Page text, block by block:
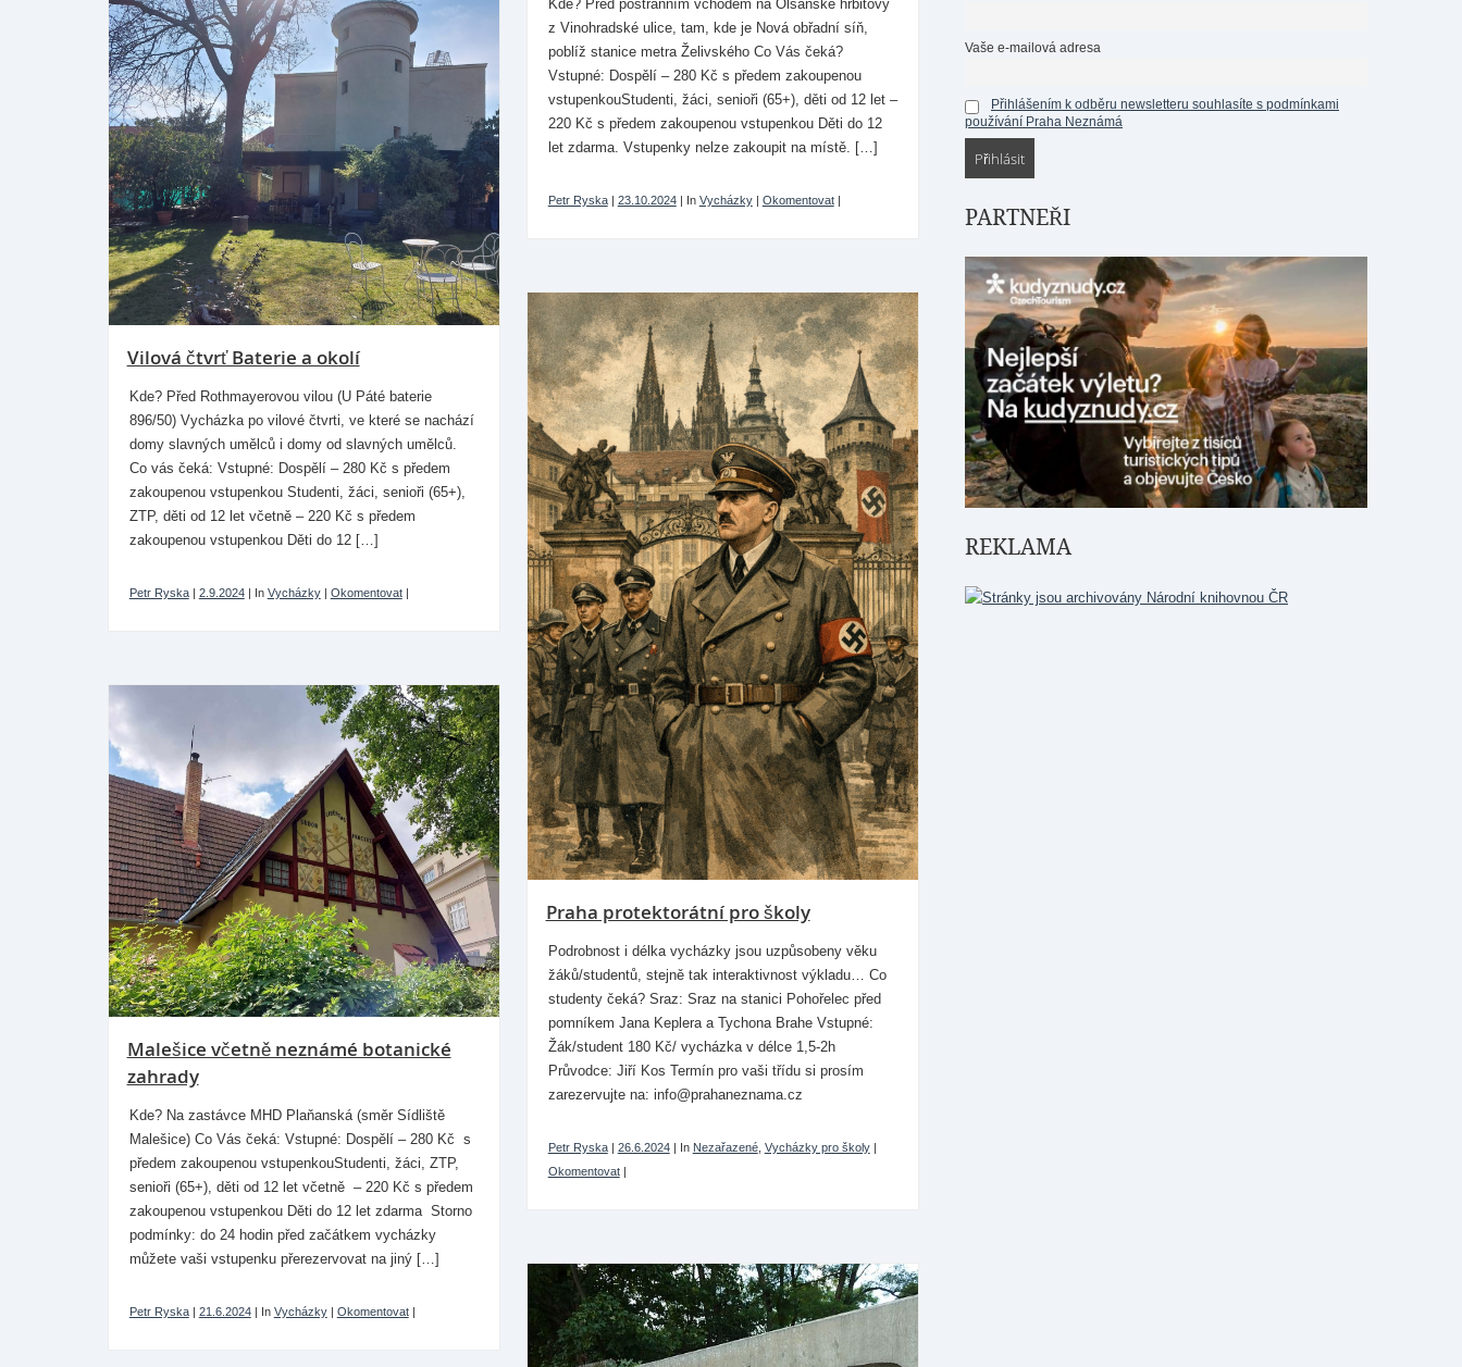
Kde? Před postranním vchodem na Olšanské hřbitovy
z Vinohradské ulice, tam, kde je Nová obřadní síň,
poblíž stanice metra Želivského Co Vás čeká?
Vstupné: Dospělí – 280 Kč s předem zakoupenou
vstupenkouStudenti, žáci, senioři (65+), děti od 12 let –
220 Kč s předem zakoupenou vstupenkou Děti do 12
let zdarma. Vstupenky nelze zakoupit na místě. […]
Petr Ryska| 23.10.2024| In Vycházky| Okomentovat|
Vilová čtvrť Baterie a okolí
Kde? Před Rothmayerovou vilou (U Páté baterie
896/50) Vycházka po vilové čtvrti, ve které se nachází
domy slavných umělců i domy od slavných umělců.
Co vás čeká: Vstupné: Dospělí – 280 Kč s předem
zakoupenou vstupenkou Studenti, žáci, senioři (65+),
ZTP, děti od 12 let včetně – 220 Kč s předem
zakoupenou vstupenkou Děti do 12 […]
Petr Ryska| 2.9.2024| In Vycházky| Okomentovat|
Praha protektorátní pro školy
Podrobnost i délka vycházky jsou uzpůsobeny věku
žáků/studentů, stejně tak interaktivnost výkladu… Co
studenty čeká? Sraz: Sraz na stanici Pohořelec před
pomníkem Jana Keplera a Tychona Brahe Vstupné:
Žák/student 180 Kč/ vycházka v délce 1,5-2h
Průvodce: Jiří Kos Termín pro vaši třídu si prosím
zarezervujte na: info@prahaneznama.cz
Petr Ryska| 26.6.2024| In Nezařazené, Vycházky pro školy|
Okomentovat|
Malešice včetně neznámé botanické
zahrady
Kde? Na zastávce MHD Plaňanská (směr Sídliště
Malešice) Co Vás čeká: Vstupné: Dospělí – 280 Kč s
předem zakoupenou vstupenkouStudenti, žáci, ZTP,
senioři (65+), děti od 12 let včetně – 220 Kč s předem
zakoupenou vstupenkou Děti do 12 let zdarma Storno
podmínky: do 24 hodin před začátkem vycházky
můžete vaši vstupenku přerezervovat na jiný […]
Petr Ryska| 21.6.2024| In Vycházky| Okomentovat|
Vaše e-mailová adresa
Přihlášením k odběru newsletteru souhlasíte s podmínkami
používání Praha Neznámá
PARTNEŘI
REKLAMA